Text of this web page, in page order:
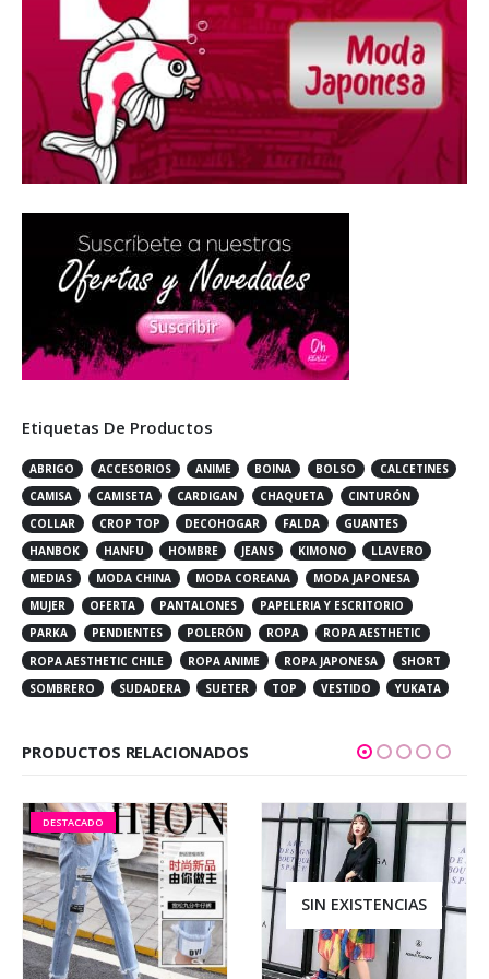
Etiquetas De Productos
ABRIGO ACCESORIOS ANIME BOINA BOLSO
CALCETINES
CAMISA
CAMISETA CARDIGAN CHAQUETA
CINTURÓN
COLLAR
CROP TOP DECOHOGAR FALDA
GUANTES
HANBOK
HANFU HOMBRE JEANS KIMONO
LLAVERO
MEDIAS
MODA CHINA MODA COREANA
MODA JAPONESA
MUJER
OFERTA PANTALONES
PAPELERIA Y ESCRITORIO
PARKA
PENDIENTES POLERÓN ROPA
ROPA AESTHETIC
ROPA AESTHETIC CHILE
ROPA ANIME ROPA JAPONESA
SHORT
SOMBRERO
SUDADERA SUETER TOP VESTIDO YUKATA
PRODUCTOS RELACIONADOS
DESTACADO
SIN EXISTENCIAS